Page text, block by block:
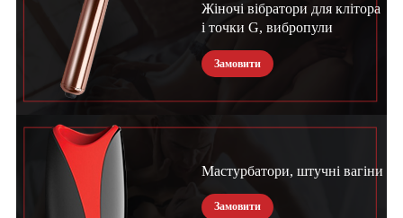
Жіночі вібратори для клітора
і точки G, вибропули
Замовити
Мастурбатори, штучні вагіни
Замовити